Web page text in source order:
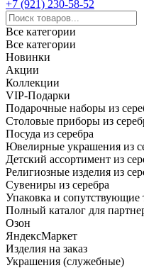
+7 (921) 230-58-52
Все категории
Все категории
Новинки
Акции
Коллекции
VIP-Подарки
Подарочные наборы из
Столовые приборы из
Посуда из серебра
Ювелирные украшения из
Детский ассортимент из
Религиозные изделия из
Сувениры из серебра
Упаковка и сопутствующие
Полный каталог для
Озон
ЯндексМаркет
Изделия на заказ
Украшения (служебные)